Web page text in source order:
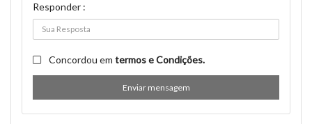
Responder :
Concordou em termos e Condições.
Enviar mensagem